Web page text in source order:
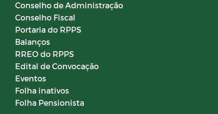
COMITÊ DE INVESTIMENTOS
Conselho de Administração
Conselho Fiscal
Portaria do RPPS
Balanços
RREO do RPPS
Edital de Convocação
Eventos
Folha inativos
Folha Pensionista